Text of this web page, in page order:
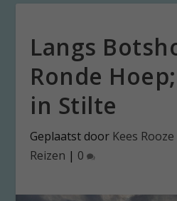
Langs
Ronde
in Stilte
Geplaatst door Kees Rooze
Reizen | 0